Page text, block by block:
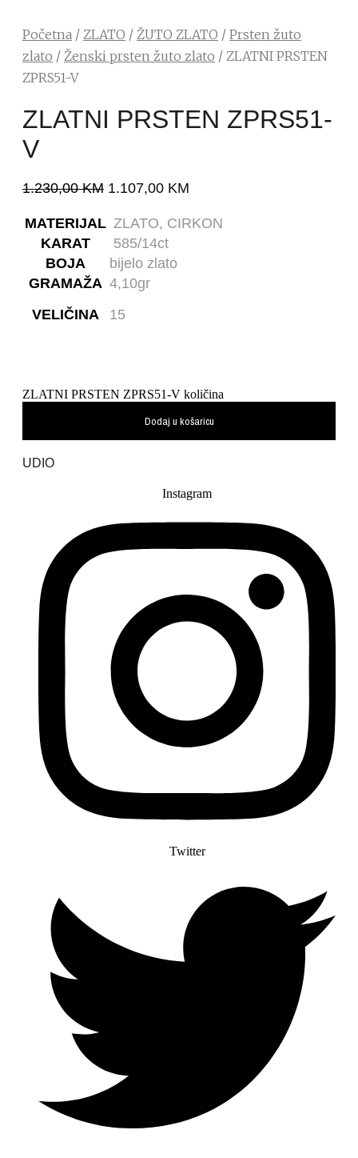
Početna / ZLATO / ŽUTO ZLATO / Prsten žuto
zlato / Ženski prsten žuto zlato / ZLATNI PRSTEN
ZPRS51-V
ZLATNI PRSTEN ZPRS51-
V
1.230,00KM 1.107,00 KM
MATERIJAL ZLATO, CIRKON
KARAT
585/14ct
BOJA
bijelo zlato
GRAMAŽA
VELIČINA
4,10gr
15
ZLATNI PRSTEN ZPRS51-V količina
Dodaj u košaricu
UDIO
Instagram
Twitter